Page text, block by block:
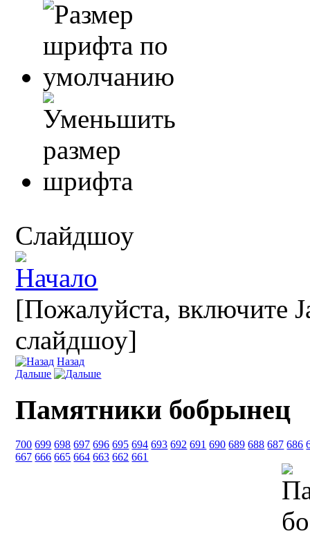
Слайдшоу
[Пожалуйста, включите
слайдшоу]
Назад
Дальше
Памятники бобрынец
700 699 698 697 696 695 694 693 692 691 690 689 688 687 686
667 666 665 664 663 662 661